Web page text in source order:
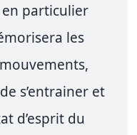
particulier
les
s’entrainer et
d’esprit du